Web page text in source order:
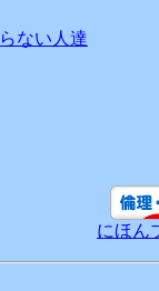
ない人達
にほん